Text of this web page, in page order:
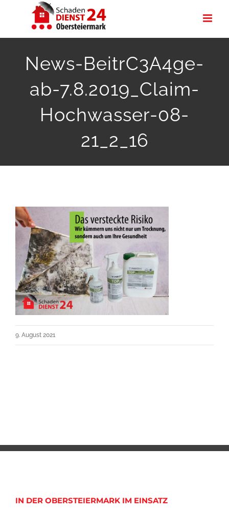
News-BeitrC3A4ge-
ab-7.8.2019_Claim-
Hochwasser-08-
21_2_16
9. August 2021
IN DER OBERSTEIERMARK IM EINSATZ